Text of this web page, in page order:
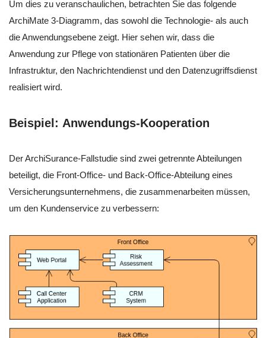
Um dies zu veranschaulichen, betrachten Sie das folgende
ArchiMate 3-Diagramm, das sowohl die Technologie- als auch
die Anwendungsebene zeigt. Hier sehen wir, dass die
Anwendung zur Pflege von stationären Patienten über die
Infrastruktur, den Nachrichtendienst und den Datenzugriffsdienst
realisiert wird.
Beispiel: Anwendungs-Kooperation
Der ArchiSurance-Fallstudie sind zwei getrennte Abteilungen
beteiligt, die Front-Office- und Back-Office-Abteilung eines
Versicherungsunternehmens, die zusammenarbeiten müssen,
um den Kundenservice zu verbessern: